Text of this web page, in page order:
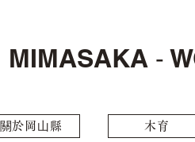
MIMASAKA ‐
關於岡⼭縣 木育